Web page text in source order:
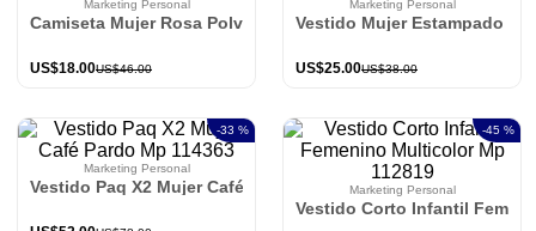
Marketing Personal
Camiseta Mujer Rosa Polvo Mp 114226
US$46.00
US$18.00
Marketing Personal
Vestido Mujer Estampado
US$38.00
US$25.00
-33 %
Marketing Personal
Vestido Paq X2 Mujer Café Pardo Mp 114363
-45 %
Marketing Personal
Vestido Corto Infantil